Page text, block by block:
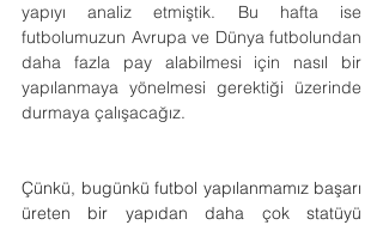
yapıyı analiz etmiştik. Bu hafta ise
futbolumuzun Avrupa ve Dünya futbolundan
daha fazla pay alabilmesi için nasıl bir
yapılanmaya yönelmesi gerektiği üzerinde
durmaya çalışacağız.
Çünkü, bugünkü futbol yapılanmamız başarı
üreten bir yapıdan daha çok statüyü